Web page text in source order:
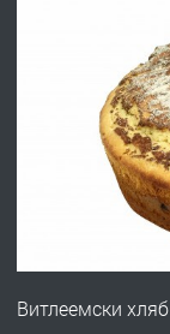
Витлеемски хляб